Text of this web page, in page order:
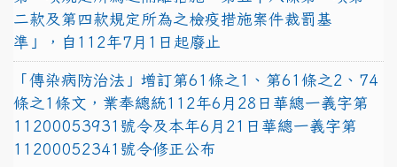
二款及第四款規定所為之檢疫措施案件裁罰基
準」，自112年7月1日起廢止
「傳染病防治法」增訂第61條之1、第61條之2、74
條之1條文，業奉總統112年6月28日華總一義字第
11200053931號令及本年6月21日華總一義字第
11200052341號令修正公布